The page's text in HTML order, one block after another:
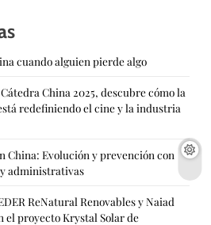
cuando alguien pierde algo
China 2025, descubre cómo la
redefiniendo el cine y la industria
China: Evolución y prevención con
administrativas
ReNatural Renovables y Naiad
el proyecto Krystal Solar de